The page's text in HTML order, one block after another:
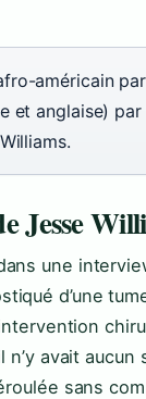
américain
et anglaise)
Jesse
une
d’une
avait aucun
sans